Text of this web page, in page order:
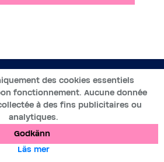
SV
Soft - Tous droits réservés
meddelanden
Godkänn
des cookies essentiels
fonctionnement. Aucune donnée
à des fins publicitaires ou
analytiques.
Läs mer